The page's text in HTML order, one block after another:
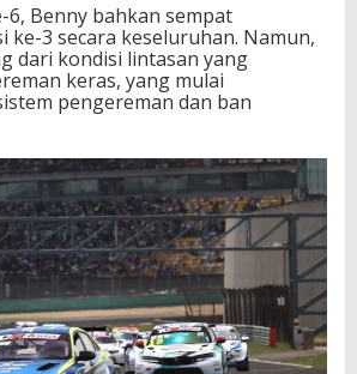
6, Benny bahkan sempat
ke-3 secara keseluruhan. Namun,
dari kondisi lintasan yang
keras, yang mulai
pengereman dan ban